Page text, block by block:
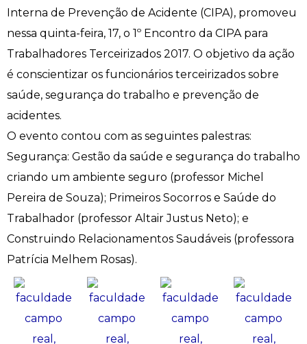
Interna de Prevenção de Acidente (CIPA), promoveu
nessa quinta-feira, 17, o 1º Encontro da CIPA para
Trabalhadores Terceirizados 2017. O objetivo da ação
é conscientizar os funcionários terceirizados sobre
saúde, segurança do trabalho e prevenção de
acidentes.
O evento contou com as seguintes palestras:
Segurança: Gestão da saúde e segurança do trabalho
criando um ambiente seguro (professor Michel
Pereira de Souza); Primeiros Socorros e Saúde do
Trabalhador (professor Altair Justus Neto); e
Construindo Relacionamentos Saudáveis (professora
Patrícia Melhem Rosas).
Publicações Institucionais
Direito
Enfermagem
Engenharia Agronômica
Engenharia Civil
Engenharia de Software
Engenharia Elétrica
Farmácia
Fisioterapia
Calendário Acadêmico
Calendário de Provas
Carteirinha de Estudante
Central de Estágios - TCC
Ensalamento
Horário de Aulas
Manual de Formatura
Manual de Trabalhos Acadêmicos
Comissão de Ética no Uso de Animais
Comitê de Ética em Pesquisa
Diploma Digital
Educação em Direitos Humanos
Editais
Extensão
Intercampo
Logos Campo Real